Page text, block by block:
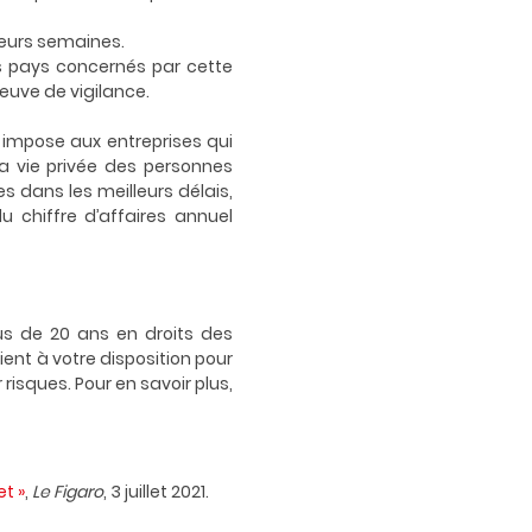
semaines.
pays concernés par cette
de vigilance.
imposeaux entreprises qui
privée des personnes
dans les meilleurs délais,
chiffre d’affaires annuel
de 20 ans en droits des
à votre disposition pour
Pour en savoir plus,
», Le Figaro, 3 juillet 2021.